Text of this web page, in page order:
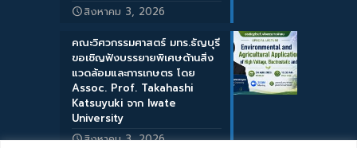
สิงหาคม 3, 2026
คณะวิศวกรรมศาสตร์ มทร.ธัญบุรี
ขอเชิญฟังบรรยายพิเศษด้านสิ่ง
แวดล้อมและการเกษตร โดย
Assoc. Prof. Takahashi
Katsuyuki จาก Iwate
University
สิงหาคม 3, 2026